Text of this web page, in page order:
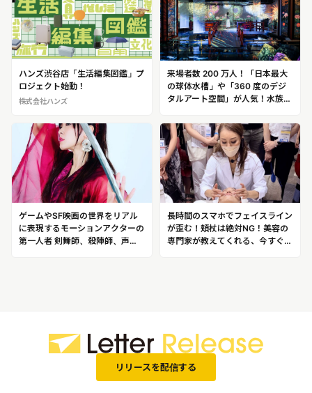
ハンズ渋谷店「生活編集図鑑」プ
ロジェクト始動！
株式会社ハンズ
来場者数 200 万人！「日本最大
の球体水槽」や「360 度のデジ
タルアート空間」が人気！水族館
覚水族館「アトア（átoa）」
ゲームやSF映画の世界をリアル
に表現するモーションアクターの
第一人者 剣舞師、殺陣師、声
長時間のスマホでフェイスライン
が歪む！頬杖は絶対NG！美容の
専門家が教えてくれる、今すぐに
リリースを配信する